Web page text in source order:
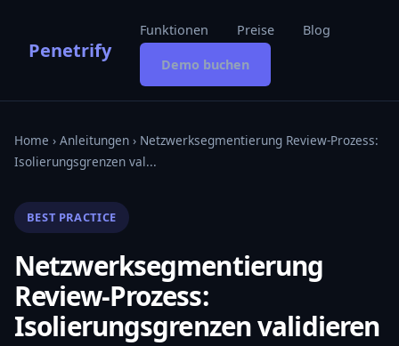
Penetrify
Funktionen Preise Blog
Demo buchen
Home › Anleitungen › Netzwerksegmentierung Review-Prozess:
Isolierungsgrenzen val...
BEST PRACTICE
Netzwerksegmentierung
Review-Prozess:
Isolierungsgrenzen validieren